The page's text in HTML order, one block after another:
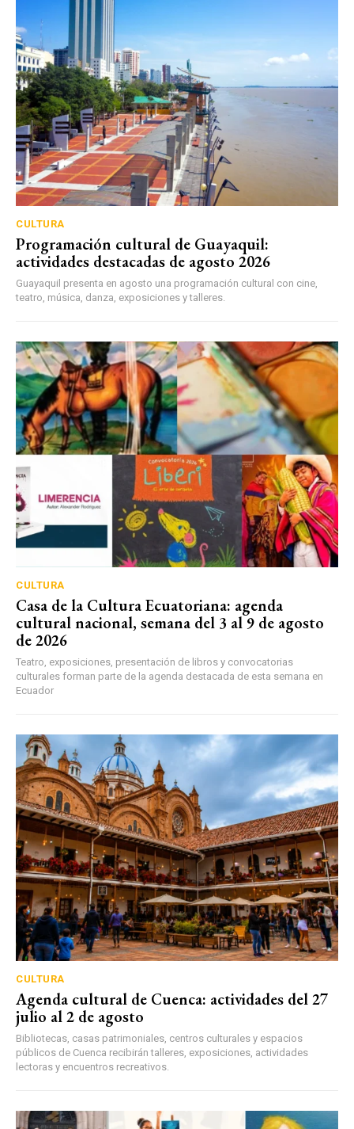
CULTURA
Programación cultural de Guayaquil:
actividades destacadas de agosto 2026
Guayaquil presenta en agosto una programación cultural con cine,
teatro, música, danza, exposiciones y talleres.
CULTURA
Casa de la Cultura Ecuatoriana: agenda
cultural nacional, semana del 3 al 9 de agosto
de 2026
Teatro, exposiciones, presentación de libros y convocatorias
culturales forman parte de la agenda destacada de esta semana en
Ecuador
CULTURA
Agenda cultural de Cuenca: actividades del 27
julio al 2 de agosto
Bibliotecas, casas patrimoniales, centros culturales y espacios
públicos de Cuenca recibirán talleres, exposiciones, actividades
lectoras y encuentros recreativos.